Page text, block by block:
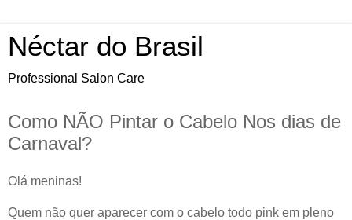
Néctar do Brasil
Professional Salon Care
Como NÃO Pintar o Cabelo Nos dias de
Carnaval?
Olá meninas!
Quem não quer aparecer com o cabelo todo pink em pleno